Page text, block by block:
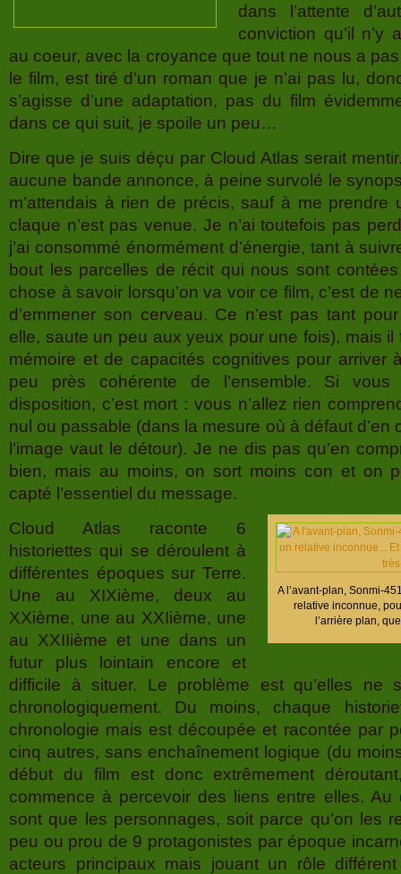
dans l’attente
conviction qu’il n’y
au coeur, avec la croyance que tout ne nous a
le film, est tiré d’un roman que je n’ai pas lu,
s’agisse d’une adaptation, pas du film
dans ce qui suit, je spoile un peu…
Dire que je suis déçu par Cloud Atlas serait
aucune bande annonce, à peine survolé le
m’attendais à rien de précis, sauf à me prendre
claque n’est pas venue. Je n’ai toutefois pas
j’ai consommé énormément d’énergie, tant à
bout les parcelles de récit qui nous sont
chose à savoir lorsqu’on va voir ce film, c’est de
d’emmener son cerveau. Ce n’est pas tant
elle, saute un peu aux yeux pour une fois), mais il
mémoire et de capacités cognitives pour arriver
peu près cohérente de l’ensemble. Si
disposition, c’est mort : vous n’allez rien
nul ou passable (dans la mesure où à défaut d’en
l’image vaut le détour). Je ne dis pas qu’en
bien, mais au moins, on sort moins con et on
capté l’essentiel du message.
A l’avant-plan, Sonmi-
relative inconnue,
l’arrière plan,
Cloud Atlas raconte 6
historiettes qui se déroulent à
différentes époques sur Terre.
Une au XIXième, deux au
XXième, une au XXIième, une
au XXIIième et une dans un
futur plus lointain encore et
difficile à situer. Le problème est qu’elles ne
chronologiquement. Du moins, chaque
chronologie mais est découpée et racontée par
cinq autres, sans enchaînement logique (du
début du film est donc extrêmement
commence à percevoir des liens entre elles.
sont que les personnages, soit parce qu’on les
peu ou prou de 9 protagonistes par époque
acteurs principaux mais jouant un rôle